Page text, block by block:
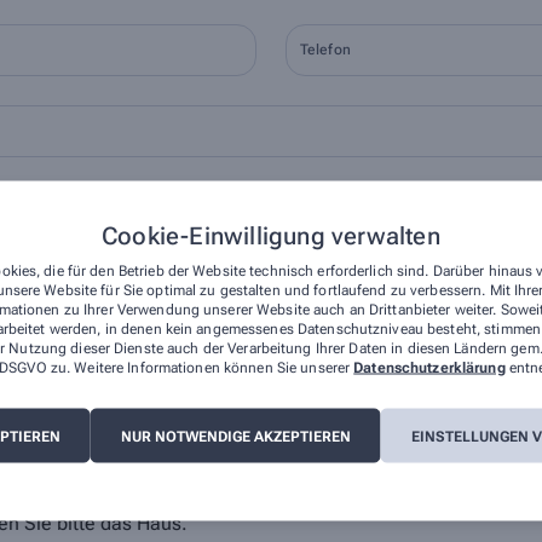
Cookie-Einwilligung verwalten
die für den Betrieb der Website technisch erforderlich sind. Darüber hinaus
Website für Sie optimal zu gestalten und fortlaufend zu verbessern. Mit
zu Ihrer Verwendung unserer Website auch an Drittanbieter weiter.
werden, in denen kein angemessenes Datenschutzniveau besteht,
Nutzung dieser Dienste auch der Verarbeitung Ihrer Daten in diesen Ländern
zu. Weitere Informationen können Sie unserer Datenschutzerklärung
NUR NOTWENDIGE AKZEPTIEREN EINSTELLUNGEN
Telefon
die von mir angegebenen Daten elektronisch erfasst und gespeichert und
der Verarbeitung ist Art. 6 Abs. 1 lit. a DS-GVO. Die Einwilligung kann
Daten werden ausschließlich zur Bearbeitung Ihrer Anfrage verwendet.
Sie bittedas Haus.